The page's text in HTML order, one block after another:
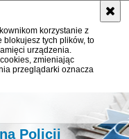
korzystanie z
blokujesz tych plików, to
urządzenia.
zmieniając
przeglądarki oznacza
Policji